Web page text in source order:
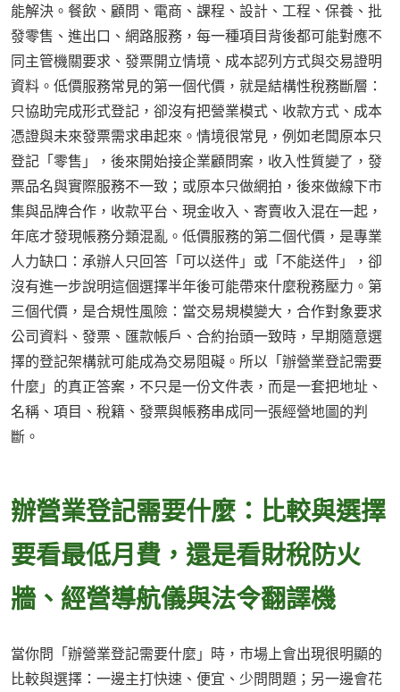
能解決。餐飲、顧問、電商、課程、設計、工程、保養、批
發零售、進出口、網路服務，每一種項目背後都可能對應不
同主管機關要求、發票開立情境、成本認列方式與交易證明
資料。低價服務常見的第一個代價，就是結構性稅務斷層：
只協助完成形式登記，卻沒有把營業模式、收款方式、成本
憑證與未來發票需求串起來。情境很常見，例如老闆原本只
登記「零售」，後來開始接企業顧問案，收入性質變了，發
票品名與實際服務不一致；或原本只做網拍，後來做線下市
集與品牌合作，收款平台、現金收入、寄賣收入混在一起，
年底才發現帳務分類混亂。低價服務的第二個代價，是專業
人力缺口：承辦人只回答「可以送件」或「不能送件」，卻
沒有進一步說明這個選擇半年後可能帶來什麼稅務壓力。第
三個代價，是合規性風險：當交易規模變大，合作對象要求
公司資料、發票、匯款帳戶、合約抬頭一致時，早期隨意選
擇的登記架構就可能成為交易阻礙。所以「辦營業登記需要
什麼」的真正答案，不只是一份文件表，而是一套把地址、
名稱、項目、稅籍、發票與帳務串成同一張經營地圖的判
斷。
辦營業登記需要什麼：比較與選擇
要看最低月費，還是看財稅防火
牆、經營導航儀與法令翻譯機
當你問「辦營業登記需要什麼」時，市場上會出現很明顯的
比較與選擇：一邊主打快速、便宜、少問問題；另一邊會花